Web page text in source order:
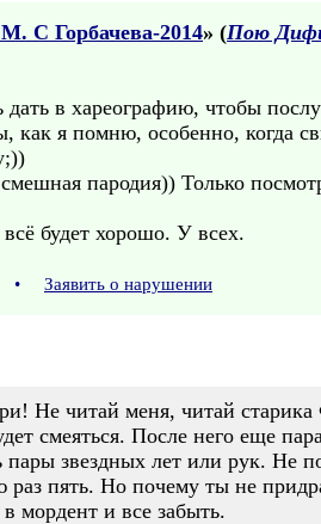
С Горбачева-2014» (Пою
дать в хареографию, чтобы
как я помню, особенно, когда
пародия)) Только
будет хорошо. У всех.
• Заявить о нарушении
Не читай меня, читай
смеяться. После него еще
пары звездных лет или рук. Не
пять. Но почему ты не
мордент и все забыть.